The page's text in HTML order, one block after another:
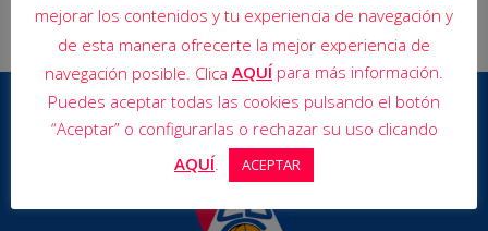
mejorar los contenidos y tu experiencia de navegación y
de esta manera ofrecerte la mejor experiencia de
navegación posible. Clica AQUÍ para más información.
Puedes aceptar todas las cookies pulsando el botón
“Aceptar” o configurarlas o rechazar su uso clicando
AQUÍ. ACEPTAR